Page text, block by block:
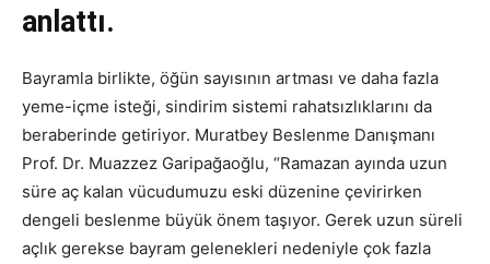
anlattı.
Bayramla birlikte, öğün sayısının artması ve daha fazla
yeme-içme isteği, sindirim sistemi rahatsızlıklarını da
beraberinde getiriyor. Muratbey Beslenme Danışmanı
Prof. Dr. Muazzez Garipağaoğlu, “Ramazan ayında uzun
süre aç kalan vücudumuzu eski düzenine çevirirken
dengeli beslenme büyük önem taşıyor. Gerek uzun süreli
açlık gerekse bayram gelenekleri nedeniyle çok fazla